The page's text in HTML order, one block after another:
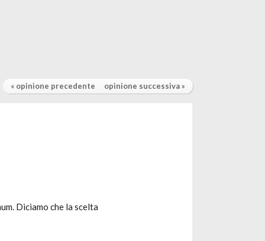
« opinione precedente opinione successiva »
Diciamo che la scelta